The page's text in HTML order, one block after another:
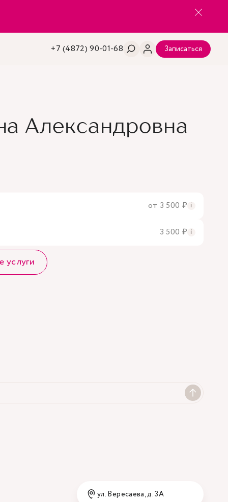
+7 (4872) 90-01-68 Записаться
Александровна
от 3 500 ₽ i
3 500 ₽ i
услуги
ул. Вересаева, д. 3А